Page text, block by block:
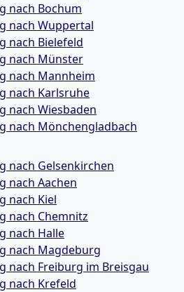
nach Bochum
nach Wuppertal
nach Bielefeld
nach Münster
nach Mannheim
nach Karlsruhe
nach Wiesbaden
nach Mönchen­gladbach
nach Gelsenkirchen
nach Aachen
nach Kiel
nach Chemnitz
nach Halle
nach Magdeburg
nach Freiburg im Breisgau
nach Krefeld